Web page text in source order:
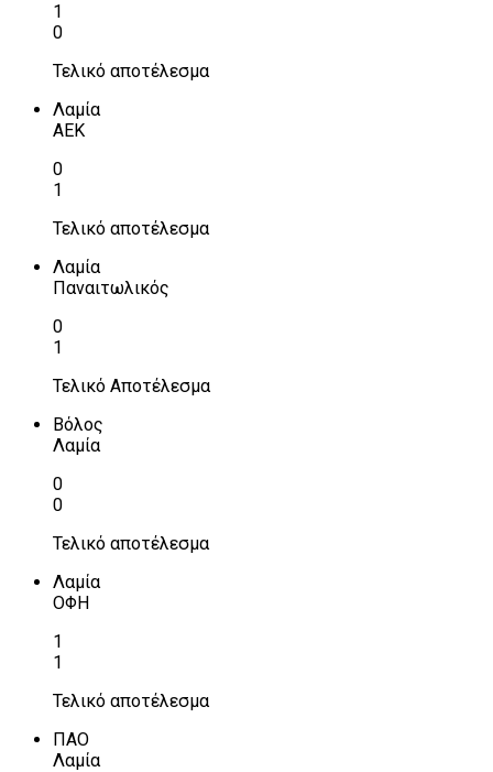
1
0
Τελικό αποτέλεσμα
Λαμία
ΑΕΚ
0
1
Τελικό αποτέλεσμα
Λαμία
Παναιτωλικός
0
1
Τελικό Αποτέλεσμα
Βόλος
Λαμία
0
0
Τελικό αποτέλεσμα
Λαμία
ΟΦΗ
1
1
Τελικό αποτέλεσμα
ΠΑΟ
Λαμία